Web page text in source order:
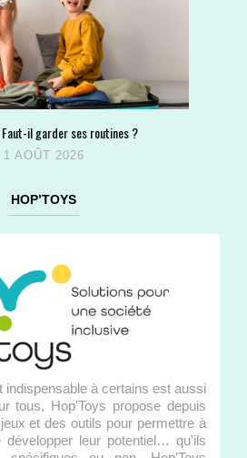
Faut-il garder ses routines ?
1 AOÛT 2026
HOP’TOYS
indispensable à certains est aussi
tous, Hop'Toys propose depuis
et des outils pour permettre à
leur potentiel… qu'ils